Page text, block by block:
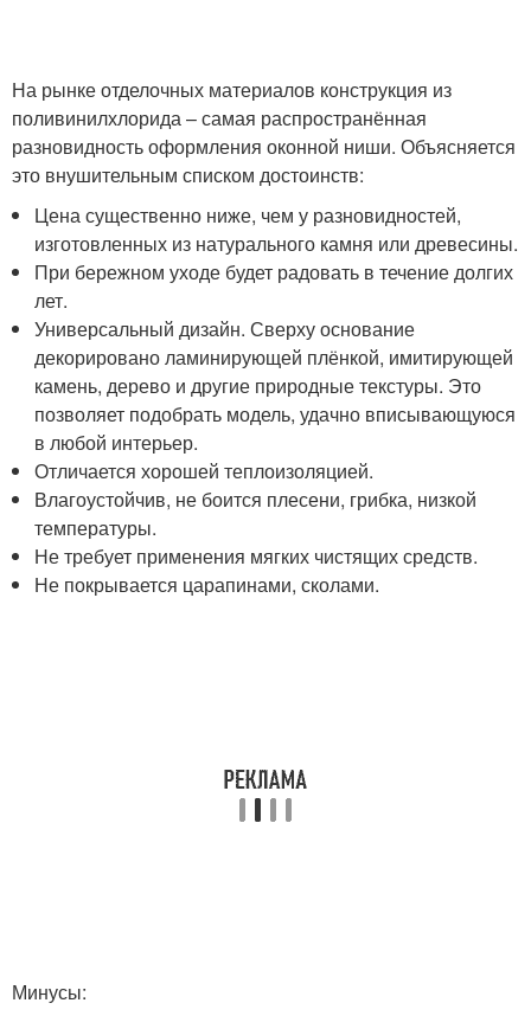
На рынке отделочных материалов конструкция из
поливинилхлорида – самая распространённая
разновидность оформления оконной ниши. Объясняется
это внушительным списком достоинств:
Цена существенно ниже, чем у разновидностей,
изготовленных из натурального камня или древесины.
При бережном уходе будет радовать в течение долгих
лет.
Универсальный дизайн. Сверху основание
декорировано ламинирующей плёнкой, имитирующей
камень, дерево и другие природные текстуры. Это
позволяет подобрать модель, удачно вписывающуюся
в любой интерьер.
Отличается хорошей теплоизоляцией.
Влагоустойчив, не боится плесени, грибка, низкой
температуры.
Не требует применения мягких чистящих средств.
Не покрывается царапинами, сколами.
Минусы: